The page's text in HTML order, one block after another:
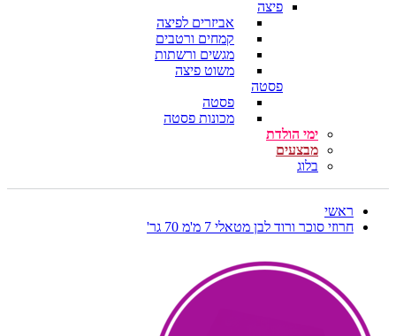
פיצה
אביזרים לפיצה
קמחים ורטבים
מגשים ורשתות
משוט פיצה
פסטה
פסטה
מכונות פסטה
ימי הולדת
מבצעים
בלוג
ראשי
חרוזי סוכר ורוד לבן מטאלי 7 מ'מ 70 גר'